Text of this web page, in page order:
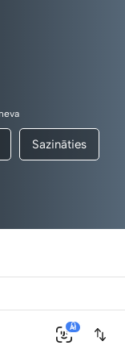
Sazināties
0
AI